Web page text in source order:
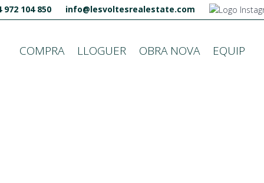
972 104 850 info@lesvoltesrealestate.com
COMPRA LLOGUER OBRA NOVA EQUIP